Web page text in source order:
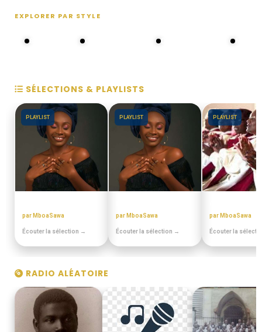
EXPLORER PAR STYLE
SÉLECTIONS & PLAYLISTS
PLAYLIST
par MboaSawa
Écouter la sélection →
PLAYLIST
par MboaSawa
Écouter la sélection →
PLAYLIST
par MboaSawa
Écouter la
RADIO ALÉATOIRE